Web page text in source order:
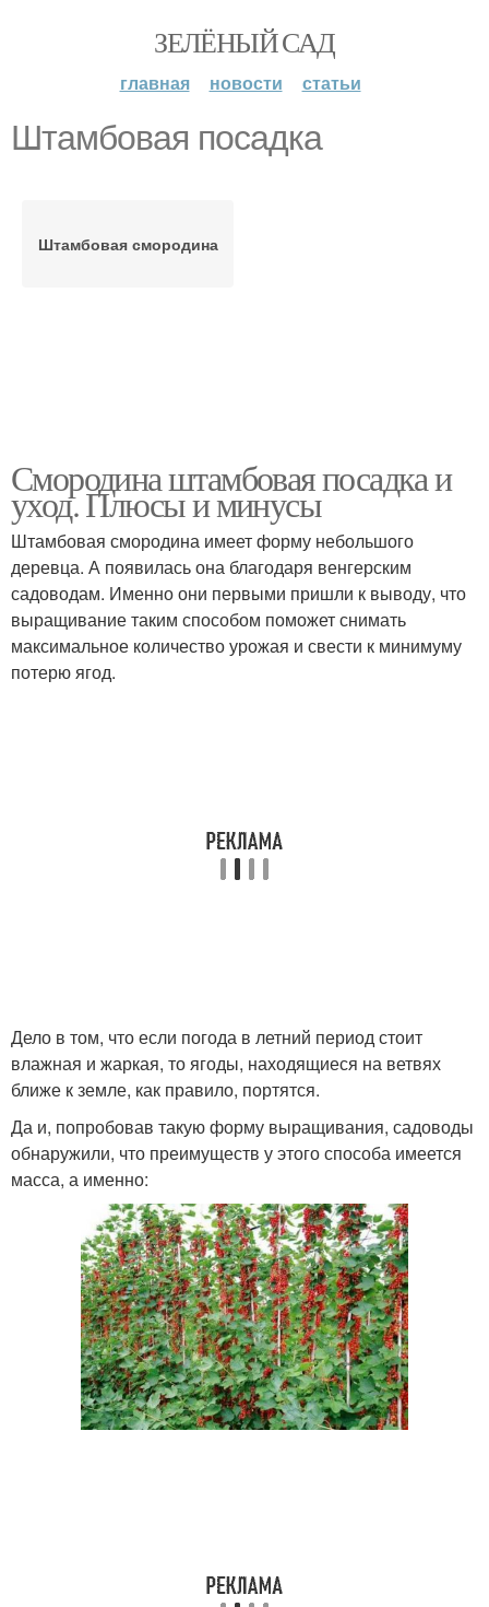
ЗЕЛЁНЫЙ САД
главная новости статьи
Штамбовая посадка
Штамбовая смородина
Смородина штамбовая посадка и
уход. Плюсы и минусы
Штамбовая смородина имеет форму небольшого
деревца. А появилась она благодаря венгерским
садоводам. Именно они первыми пришли к выводу, что
выращивание таким способом поможет снимать
максимальное количество урожая и свести к минимуму
потерю ягод.
Дело в том, что если погода в летний период стоит
влажная и жаркая, то ягоды, находящиеся на ветвях
ближе к земле, как правило, портятся.
Да и, попробовав такую форму выращивания, садоводы
обнаружили, что преимуществ у этого способа имеется
масса, а именно: